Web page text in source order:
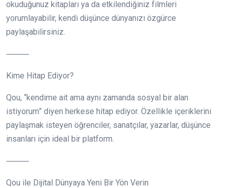
okuduğunuz kitapları ya da etkilendiğiniz filmleri
yorumlayabilir, kendi düşünce dünyanızı özgürce
paylaşabilirsiniz.
⸻
Kime Hitap Ediyor?
Qou, “kendime ait ama aynı zamanda sosyal bir alan
istiyorum” diyen herkese hitap ediyor. Özellikle içeriklerini
paylaşmak isteyen öğrenciler, sanatçılar, yazarlar, düşünce
insanları için ideal bir platform.
⸻
Qou ile Dijital Dünyaya Yeni Bir Yön Verin